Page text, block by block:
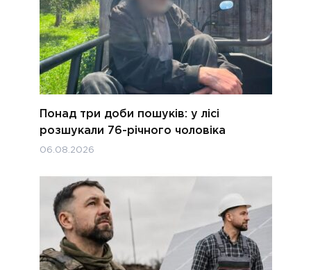
Понад три доби пошуків: у лісі
розшукали 76-річного чоловіка
06.08.2026